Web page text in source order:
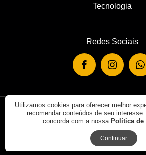
Tecnologia
Redes Sociais
© 2019 - Rei de Casa. Todos os
Utilizamos cookies para oferecer melhor
recomendar conteúdos de seu
concorda com a nossa Política de
Continuar